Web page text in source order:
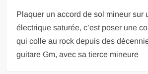
Plaquer un accord de sol mineur sur
électrique saturée, c’est poser une
qui colle au rock depuis des
guitare Gm, avec sa tierce mineure